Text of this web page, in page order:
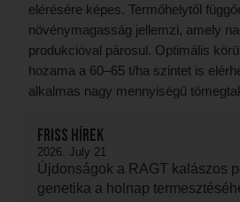
elérésére képes. Termőhelytől
növénymagasság jellemzi, amely
produkcióval párosul. Optimális
hozama a 60–65 t/ha szintet is
alkalmas nagy mennyiségű
Friss hírek
2026. July 21
Újdonságok a RAGT kalászos
genetika a holnap